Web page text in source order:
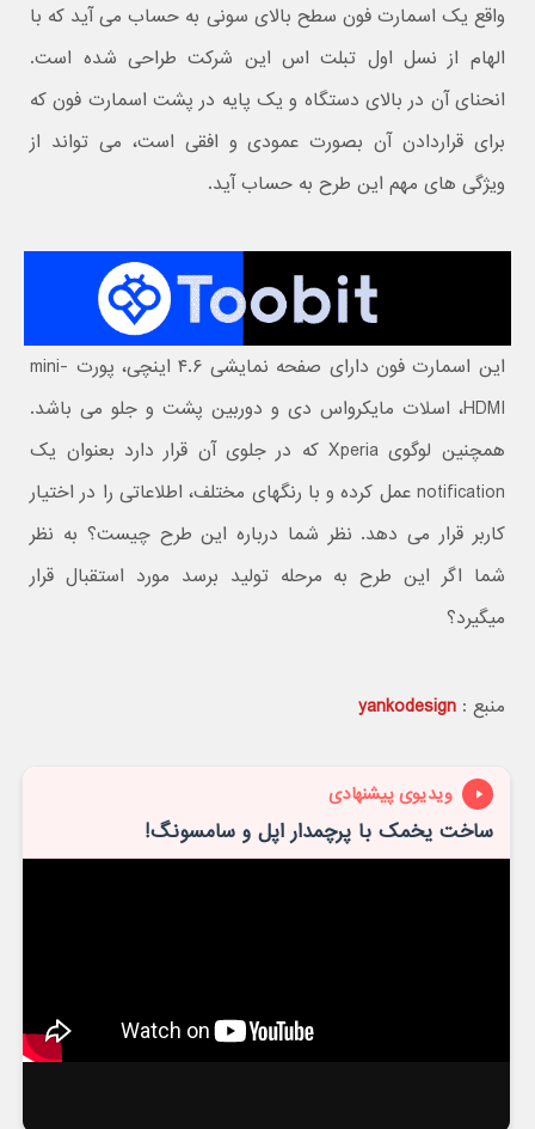
واقع یک اسمارت فون سطح بالای سونی به حساب می آید که با
الهام از نسل اول تبلت اس این شرکت طراحی شده است.
انحنای آن در بالای دستگاه و یک پایه در پشت اسمارت فون که
برای قراردادن آن بصورت عمودی و افقی است، می تواند از
ویژگی های مهم این طرح به حساب آید.
این اسمارت فون دارای صفحه نمایشی ۴.۶ اینچی، پورت mini-
HDMI، اسلات مایکرواس دی و دوربین پشت و جلو می باشد.
همچنین لوگوی Xperia که در جلوی آن قرار دارد بعنوان یک
notification عمل کرده و با رنگهای مختلف، اطلاعاتی را در اختیار
کاربر قرار می دهد. نظر شما درباره این طرح چیست؟ به نظر
شما اگر این طرح به مرحله تولید برسد مورد استقبال قرار
میگیرد؟
منبع :yankodesign
ویدیوی پیشنهادی
ساخت یخمک با پرچمدار اپل و سامسونگ!